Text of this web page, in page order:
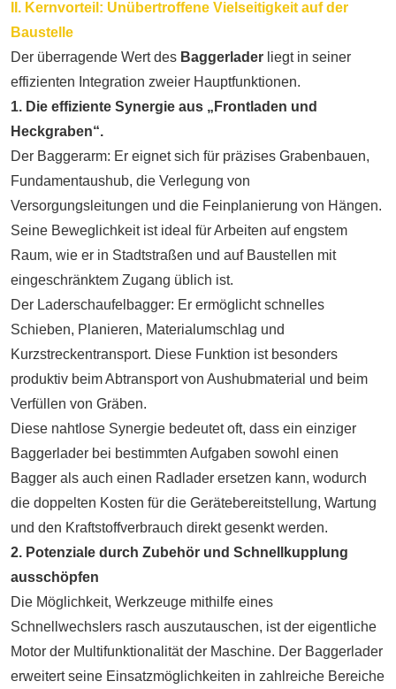
II. Kernvorteil: Unübertroffene Vielseitigkeit auf der
Baustelle
Der überragende Wert des Baggerlader liegt in seiner
effizienten Integration zweier Hauptfunktionen.
1. Die effiziente Synergie aus „Frontladen und
Heckgraben“.
Der Baggerarm: Er eignet sich für präzises Grabenbauen,
Fundamentaushub, die Verlegung von
Versorgungsleitungen und die Feinplanierung von Hängen.
Seine Beweglichkeit ist ideal für Arbeiten auf engstem
Raum, wie er in Stadtstraßen und auf Baustellen mit
eingeschränktem Zugang üblich ist.
Der Laderschaufelbagger: Er ermöglicht schnelles
Schieben, Planieren, Materialumschlag und
Kurzstreckentransport. Diese Funktion ist besonders
produktiv beim Abtransport von Aushubmaterial und beim
Verfüllen von Gräben.
Diese nahtlose Synergie bedeutet oft, dass ein einziger
Baggerlader bei bestimmten Aufgaben sowohl einen
Bagger als auch einen Radlader ersetzen kann, wodurch
die doppelten Kosten für die Gerätebereitstellung, Wartung
und den Kraftstoffverbrauch direkt gesenkt werden.
2. Potenziale durch Zubehör und Schnellkupplung
ausschöpfen
Die Möglichkeit, Werkzeuge mithilfe eines
Schnellwechslers rasch auszutauschen, ist der eigentliche
Motor der Multifunktionalität der Maschine. Der Baggerlader
erweitert seine Einsatzmöglichkeiten in zahlreiche Bereiche